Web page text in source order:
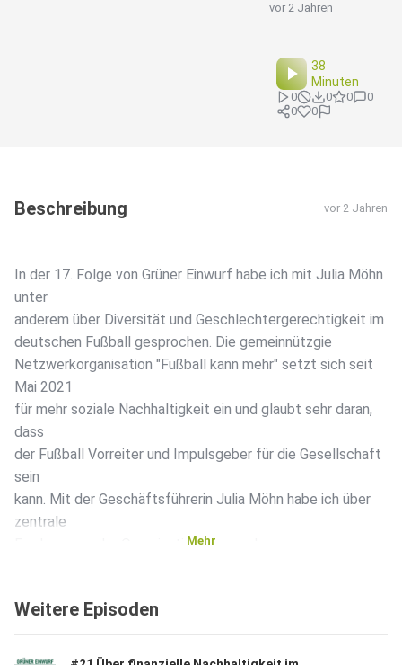
vor 2 Jahren
38
Minuten
0 0 0
0
0
0
Beschreibung vor 2 Jahren
In der 17. Folge von Grüner Einwurf habe ich mit Julia Möhn
unter
anderem über Diversität und Geschlechtergerechtigkeit im
deutschen Fußball gesprochen. Die gemeinnützgie
Netzwerkorganisation "Fußball kann mehr" setzt sich seit
Mai 2021
für mehr soziale Nachhaltigkeit ein und glaubt sehr daran,
dass
der Fußball Vorreiter und Impulsgeber für die Gesellschaft
sein
kann. Mit der Geschäftsführerin Julia Möhn habe ich über
zentrale
Forderungen der Organisation gesprochen.
Show-Notes:
Mehr
Weitere Episoden